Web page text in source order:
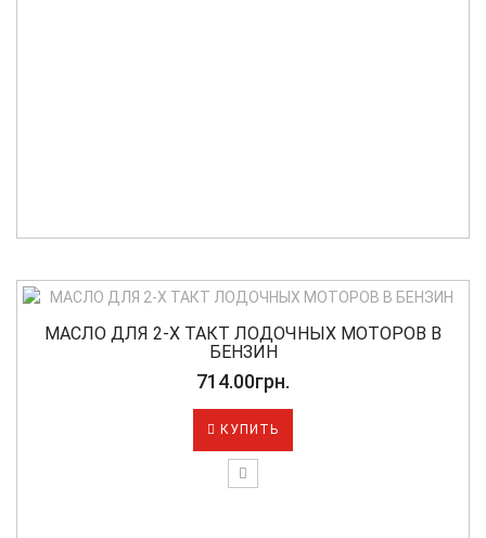
МАСЛО ДЛЯ 2-Х ТАКТ ЛОДОЧНЫХ МОТОРОВ В
БЕНЗИН
714.00грн.
КУПИТЬ